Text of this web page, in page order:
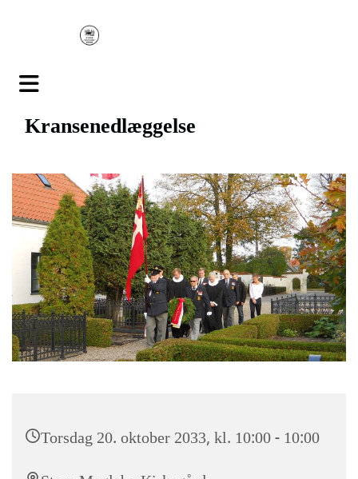
Kransenedlæggelse
Torsdag 20. oktober 2033, kl. 10:00 - 10:00